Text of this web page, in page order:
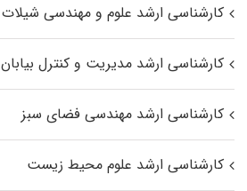
کارشناسی ارشد علوم و مهندسی شیلات
کارشناسی ارشد مدیریت و کنترل بیابان
کارشناسی ارشد مهندسی فضای سبز
کارشناسی ارشد علوم محیط‌ زیست